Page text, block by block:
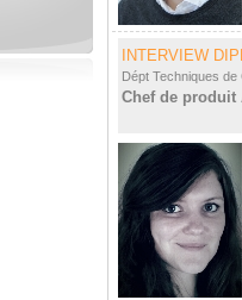
INTERVIEW
Dépt Techniques de
Chef de produit